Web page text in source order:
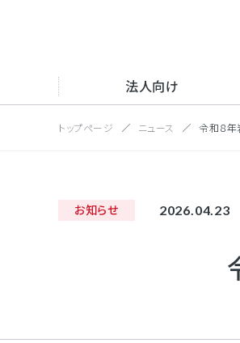
法人向け
トップページ ニュース 令和８
お知らせ 2026.04.23